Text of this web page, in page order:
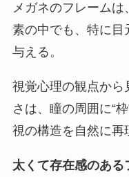
メガネのフレーム
素の中でも、特に目
与える。
視覚心理の観点から
さは、瞳の周囲に“
視の構造を自然に再
太くて存在感のある